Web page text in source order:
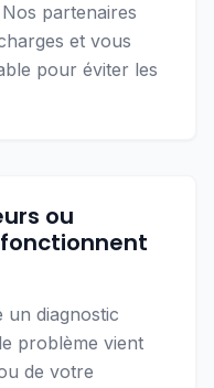
partenaires
et vous
pour éviter les
ou
diagnostic
problème vient
de votre